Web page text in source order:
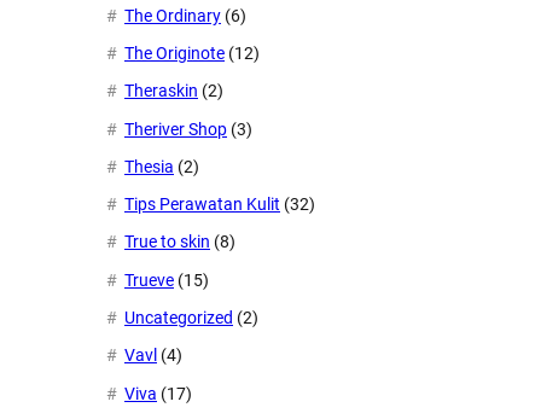
The Ordinary (6)
The Originote (12)
Theraskin (2)
Theriver Shop (3)
Thesia (2)
Tips Perawatan Kulit (32)
True to skin (8)
Trueve (15)
Uncategorized (2)
Vavl (4)
Viva (17)